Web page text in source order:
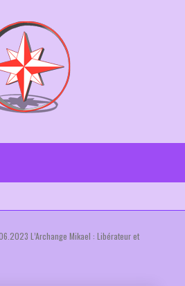
L’Archange Mikael : Libérateur et